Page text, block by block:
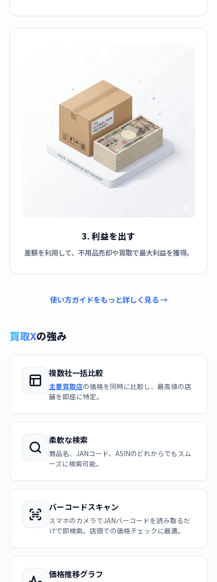
3. 利益を出す
差額を利用して、不用品売却や買取で最大利益を獲得。
使い方ガイドをもっと詳しく見る →
買取Xの強み
複数社一括比較
主要買取店の価格を同時に比較し、最高値の店
舗を即座に特定。
柔軟な検索
商品名、JANコード、ASINのどれからでもスム
ーズに検索可能。
バーコードスキャン
スマホのカメラでJANバーコードを読み取るだ
けで即検索。店頭での価格チェックに最適。
価格推移グラフ